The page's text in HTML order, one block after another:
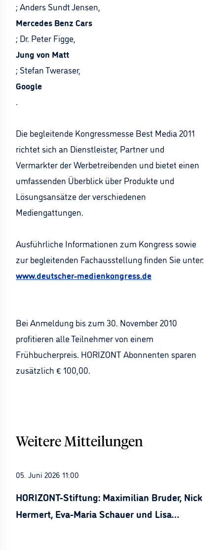
; Anders Sundt Jensen,
Mercedes Benz Cars
; Dr. Peter Figge,
Jung von Matt
; Stefan Tweraser,
Google
.
Die begleitende Kongressmesse Best Media 2011
richtet sich an Dienstleister, Partner und
Vermarkter der Werbetreibenden und bietet einen
umfassenden Überblick über Produkte und
Lösungsansätze der verschiedenen
Mediengattungen.
Ausführliche Informationen zum Kongress sowie
zur begleitenden Fachausstellung finden Sie unter:
www.deutscher-medienkongress.de
Bei Anmeldung bis zum 30. November 2010
profitieren alle Teilnehmer von einem
Frühbucherpreis. HORIZONT Abonnenten sparen
zusätzlich € 100,00.
Weitere Mitteilungen
05. Juni 2026 11:00
HORIZONT-Stiftung: Maximilian Bruder, Nick
Hermert, Eva-Maria Schauer und Lisa